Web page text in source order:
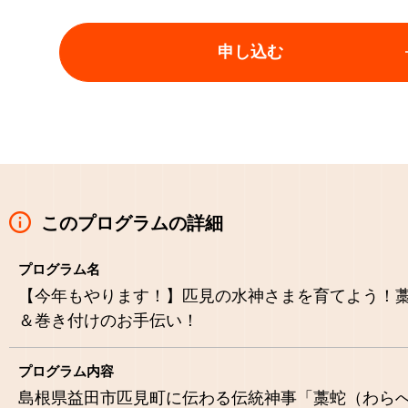
申し込む
このプログラムの詳細
プログラム名
【今年もやります！】匹見の水神さまを育てよう！
＆巻き付けのお手伝い！
プログラム内容
島根県益田市匹見町に伝わる伝統神事「藁蛇（わら